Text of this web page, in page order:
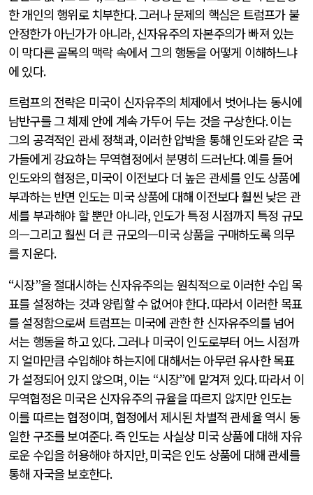
한 개인의 행위로 치부한다.그러나 문제의 핵심은 트럼프가 불
안정한가 아닌가가 아니라,신자유주의 자본주의가 빠져 있는
이 막다른 골목의 맥락 속에서 그의 행동을 어떻게 이해하느냐
에 있다.
트럼프의 전략은 미국이 신자유주의 체제에서 벗어나는 동시에
남반구를 그 체제 안에 계속 가두어 두는 것을 구상한다.이는
그의 공격적인 관세 정책과,이러한 압박을 통해 인도와 같은 국
가들에게 강요하는 무역협정에서 분명히 드러난다.예를 들어
인도와의 협정은,미국이 이전보다 더 높은 관세를 인도 상품에
부과하는 반면 인도는 미국 상품에 대해 이전보다 훨씬 낮은 관
세를 부과해야 할 뿐만 아니라, 인도가 특정 시점까지 특정 규모
의—그리고 훨씬 더 큰 규모의—미국 상품을 구매하도록 의무
를 지운다.
“시장”을 절대시하는 신자유주의는 원칙적으로 이러한 수입 목
표를 설정하는 것과 양립할 수 없어야 한다.따라서 이러한 목표
를 설정함으로써 트럼프는 미국에 관한 한 신자유주의를 넘어
서는 행동을 하고 있다.그러나 미국이 인도로부터 어느 시점까
지 얼마만큼 수입해야 하는지에 대해서는 아무런 유사한 목표
가 설정되어 있지 않으며,이는 “시장”에 맡겨져 있다.따라서 이
무역협정은 미국은 신자유주의 규율을 따르지 않지만 인도는
이를 따르는 협정이며,협정에서 제시된 차별적 관세율 역시 동
일한 구조를 보여준다.즉 인도는 사실상 미국 상품에 대해 자유
로운 수입을 허용해야 하지만,미국은 인도 상품에 대해 관세를
통해 자국을 보호한다.